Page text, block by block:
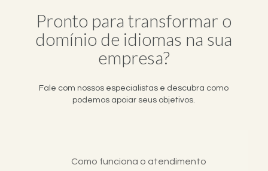
Pronto para transformar o
domínio de idiomas na sua
empresa?
Fale com nossos especialistas e descubra como
podemos apoiar seus objetivos.
Como funciona o atendimento